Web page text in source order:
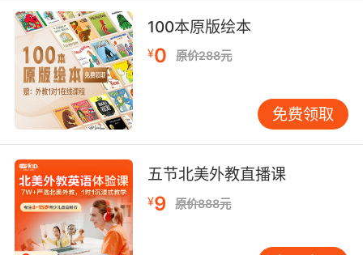
100本原版绘本
¥0 原价288元
免费领取
五节北美外教直播课
¥9 原价888元